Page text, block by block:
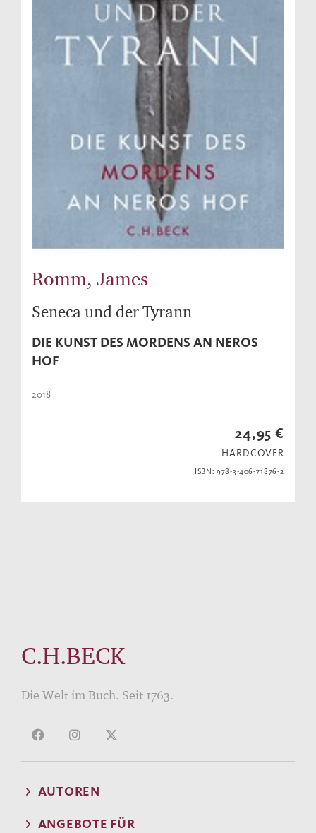
Romm, James
Seneca und der Tyrann
DIE KUNST DES MORDENS AN NEROS
HOF
2018
24,95 €
HARDCOVER
ISBN: 978-3-406-71876-2
C.H.BECK
Die Welt im Buch. Seit 1763.
AUTOREN
ANGEBOTE FÜR